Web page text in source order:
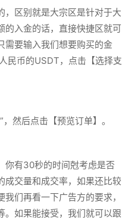
，区别就是大宗区是针对于大
的入金的话，直接快捷区就可
需要输入我们想要购买的金
民币的USDT，点击【选择支
然后点击【预览订单】。
你有30秒的时间尅考虑是否
成交量和成交率，如果还比较
们再看一下广告方的要求，
。如果能接受，我们就可以跟